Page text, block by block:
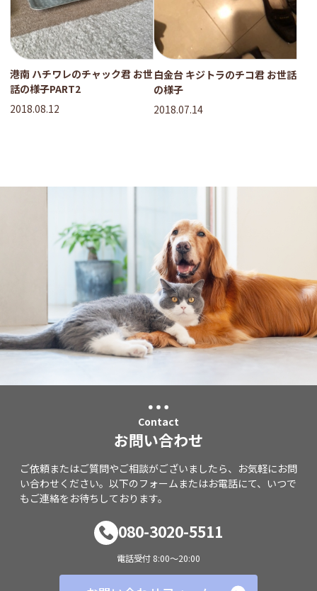
港南 ハチワレのチャック君 お世
話の様子PART2
2018.08.12
白金台 キジトラのチコ君 お世話
の様子
2018.07.14
Contact
お問い合わせ
ご依頼またはご質問やご相談がございましたら、お気軽にお問
い合わせください。以下のフォームまたはお電話にて、いつで
もご連絡をお待ちしております。
080-3020-5511
電話受付 8:00～20:00